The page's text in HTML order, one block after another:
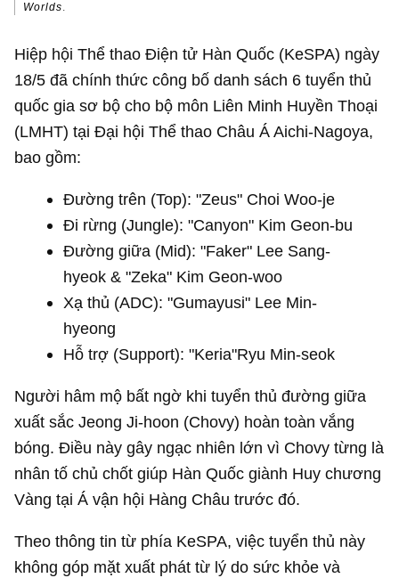
Worlds.
Hiệp hội Thể thao Điện tử Hàn Quốc (KeSPA) ngày
18/5 đã chính thức công bố danh sách 6 tuyển thủ
quốc gia sơ bộ cho bộ môn Liên Minh Huyền Thoại
(LMHT) tại Đại hội Thể thao Châu Á Aichi-Nagoya,
bao gồm:
Đường trên (Top): "Zeus" Choi Woo-je
Đi rừng (Jungle): "Canyon" Kim Geon-bu
Đường giữa (Mid): "Faker" Lee Sang-
hyeok & "Zeka" Kim Geon-woo
Xạ thủ (ADC): "Gumayusi" Lee Min-
hyeong
Hỗ trợ (Support): "Keria"Ryu Min-seok
Người hâm mộ bất ngờ khi tuyển thủ đường giữa
xuất sắc Jeong Ji-hoon (Chovy) hoàn toàn vắng
bóng. Điều này gây ngạc nhiên lớn vì Chovy từng là
nhân tố chủ chốt giúp Hàn Quốc giành Huy chương
Vàng tại Á vận hội Hàng Châu trước đó.
Theo thông tin từ phía KeSPA, việc tuyển thủ này
không góp mặt xuất phát từ lý do sức khỏe và